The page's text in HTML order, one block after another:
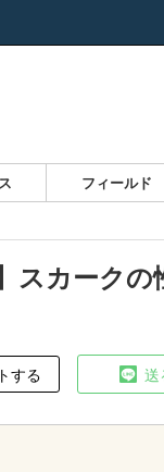
フィールド
スカーク
する 送